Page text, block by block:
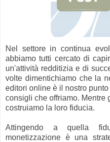
Nel settore in continua
abbiamo tutti cercato di
un'attività redditizia e di
volte dimentichiamo che la
editori online è il nostro
consigli che offriamo. Mentre
costruiamo la loro fiducia.
Attingendo a quella
monetizzazione è una